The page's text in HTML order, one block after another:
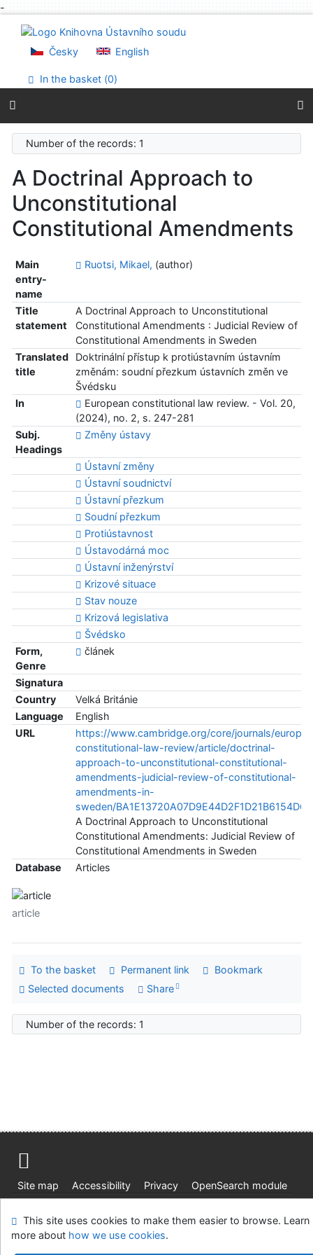
-
Go to menu
Accessibility declaration
Česky English
In the basket (0)
Number of the records: 1
A Doctrinal Approach to
Unconstitutional
Constitutional Amendments
Main
entry-
name
Ruotsi, Mikael, (author)
Title
statement
A Doctrinal Approach to Unconstitutional
Constitutional Amendments : Judicial Review of
Constitutional Amendments in Sweden
Translated
title
Doktrinální přístup k protiústavním ústavním
změnám: soudní přezkum ústavních změn ve
Švédsku
In
European constitutional law review. - Vol. 20,
(2024), no. 2, s. 247-281
Subj.
Headings
Změny ústavy
Ústavní změny
Ústavní soudnictví
Ústavní přezkum
Soudní přezkum
Protiústavnost
Ústavodárná moc
Ústavní inženýrství
Krizové situace
Stav nouze
Krizová legislativa
Švédsko
Form,
Genre
článek
Signatura
Country
Velká Británie
Language
English
URL
https://www.cambridge.org/core/journals/
constitutional-law-review/article/doctrinal-
approach-to-unconstitutional-constitutional-
amendments-judicial-review-of-constitutional-
amendments-in-
sweden/BA1E13720A07D9E44D2F1D21B6154D6F
A Doctrinal Approach to Unconstitutional
Constitutional Amendments: Judicial Review of
Constitutional Amendments in Sweden
Database
Articles
article
To the basket Permanent link
Bookmark
Selected documents
Share
Number of the records: 1
Site map Accessibility Privacy
OpenSearch module
Ústavní soud, IČO: 48513687, se sídlem Joštova 625/8,
This site uses cookies to make them easier to browse. Learn
more about how we use cookies.